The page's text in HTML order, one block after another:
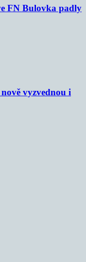
FN Bulovka padly
vyzvednou i